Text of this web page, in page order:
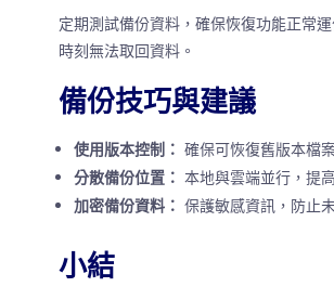
定期測試備份資料，確保恢復功能正常
時刻無法取回資料。
備份技巧與建議
使用版本控制： 確保可恢復舊版本檔
分散備份位置： 本地與雲端並行，提
加密備份資料： 保護敏感資訊，防止
小結